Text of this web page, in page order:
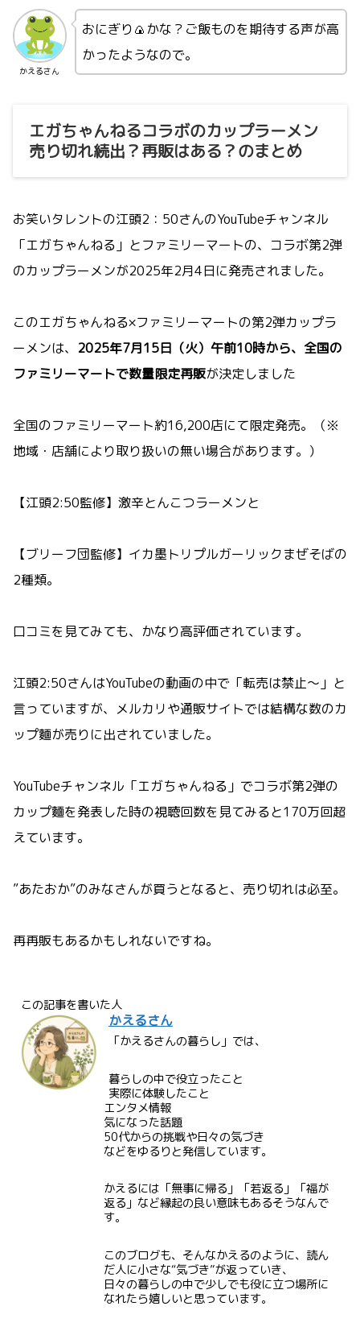
かえるさん
おにぎり🍙かな？ご飯ものを期待する声が高
かったようなので。
エガちゃんねるコラボのカップラーメン
売り切れ続出？再販はある？のまとめ
お笑いタレントの江頭2：50さんのYouTubeチャンネル
「エガちゃんねる」とファミリーマートの、コラボ第2弾
のカップラーメンが2025年2月4日に発売されました。
このエガちゃんねる×ファミリーマートの第2弾カップラ
ーメンは、 2025年7月15日（火）午前10時から、全国の
ファミリーマートで数量限定再販が決定しました
全国のファミリーマート約16,200店にて限定発売。（※
地域・店舗により取り扱いの無い場合があります。）
【江頭2:50監修】激辛とんこつラーメンと
【ブリーフ団監修】イカ墨トリプルガーリックまぜそばの
2種類。
口コミを見てみても、かなり高評価されています。
江頭2:50さんはYouTubeの動画の中で「転売は禁止～」と
言っていますが、メルカリや通販サイトでは結構な数のカ
ップ麵が売りに出されていました。
YouTubeチャンネル「エガちゃんねる」でコラボ第2弾の
カップ麵を発表した時の視聴回数を見てみると170万回超
えています。
”あたおか”のみなさんが買うとなると、売り切れは必至。
再再販もあるかもしれないですね。
この記事を書いた人
かえるさん
「かえるさんの暮らし」では、
暮らしの中で役立ったこと
実際に体験したこと
エンタメ情報
気になった話題
50代からの挑戦や日々の気づき
などをゆるりと発信しています。
かえるには「無事に帰る」「若返る」「福が
返る」など縁起の良い意味もあるそうなんで
す。
このブログも、そんなかえるのように、読ん
だ人に小さな“気づき”が返っていき、
日々の暮らしの中で少しでも役に立つ場所に
なれたら嬉しいと思っています。